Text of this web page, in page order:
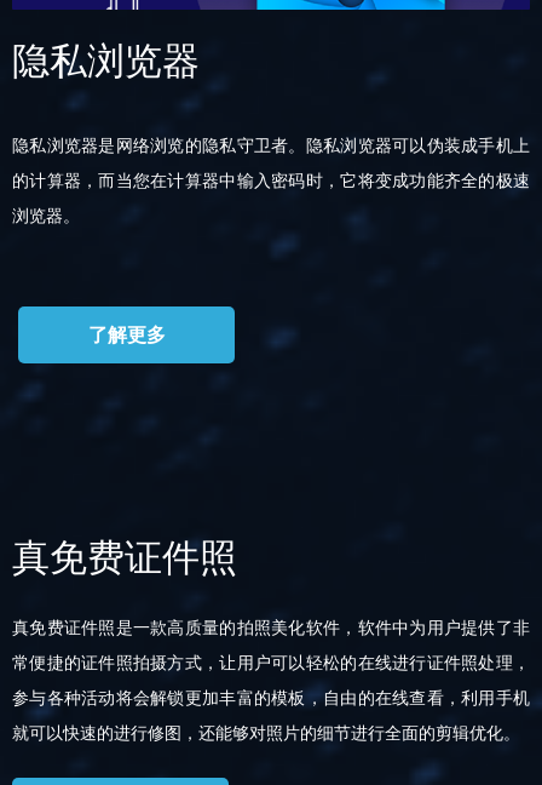
隐私浏览器
隐私浏览器是网络浏览的隐私守卫者。隐私浏览器可以伪装成手机上
的计算器，而当您在计算器中输入密码时，它将变成功能齐全的极速
浏览器。
了解更多
真免费证件照
真免费证件照是一款高质量的拍照美化软件，软件中为用户提供了非
常便捷的证件照拍摄方式，让用户可以轻松的在线进行证件照处理，
参与各种活动将会解锁更加丰富的模板，自由的在线查看，利用手机
就可以快速的进行修图，还能够对照片的细节进行全面的剪辑优化。